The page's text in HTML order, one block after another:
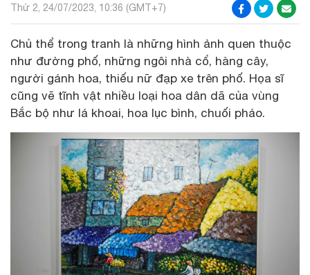
Thứ 2, 24/07/2023, 10:36 (GMT+7)
Chủ thể trong tranh là những hình ảnh quen thuộc
như đường phố, những ngôi nhà cổ, hàng cây,
người gánh hoa, thiếu nữ đạp xe trên phố. Họa sĩ
cũng vẽ tĩnh vật nhiều loại hoa dân dã của vùng
Bắc bộ như lá khoai, hoa lục bình, chuối pháo.